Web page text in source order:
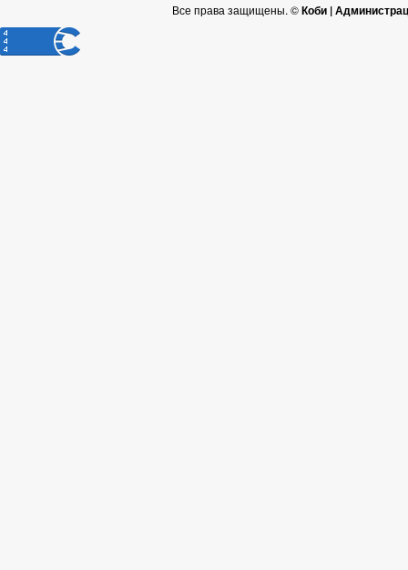
Все права защищены. ©Коби |